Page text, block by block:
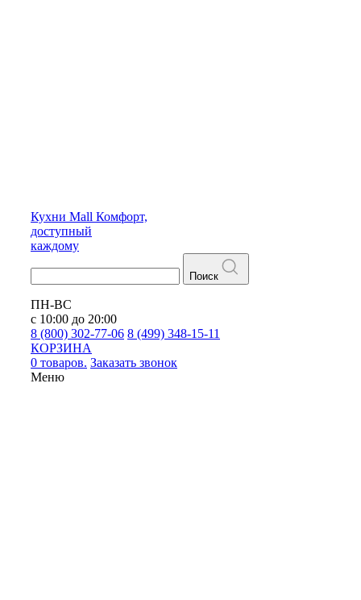
Кухни Mall Комфорт,
доступный
каждому
Поиск
ПН-ВС
с 10:00 до 20:00
8 (800) 302-77-06 8 (499) 348-15-11
КОРЗИНА
0 товаров. Заказать звонок
Меню